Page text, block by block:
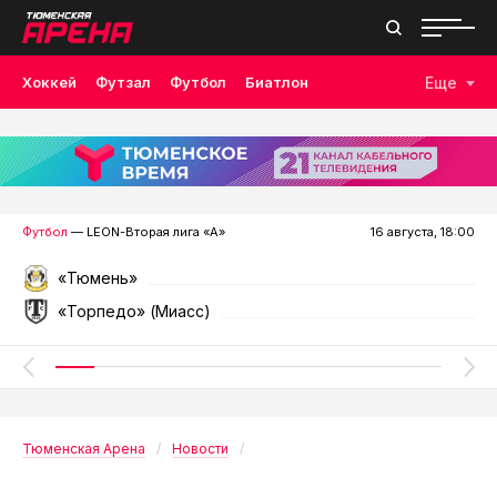
Хоккей Футзал Футбол Биатлон
Лыжные гонки Волейбол Плавание Дзюдо
Скалолазание Велоспорт Бокс
Еще
Футбол — LEON-Вторая лига «А» 16 августа, 18:00
«Тюмень»
«Торпедо» (Миасс)
Тюменская Арена Новости